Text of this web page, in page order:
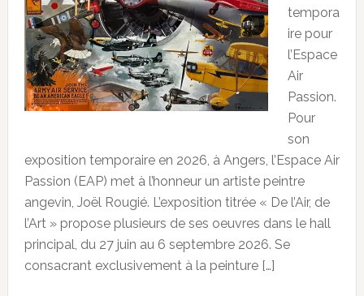
tempora
ire pour
l’Espace
Air
Passion.
Pour
son
exposition temporaire en 2026, à Angers, l’Espace Air
Passion (EAP) met à l’honneur un artiste peintre
angevin, Joël Rougié. L’exposition titrée « De l’Air, de
l’Art » propose plusieurs de ses oeuvres dans le hall
principal, du 27 juin au 6 septembre 2026. Se
consacrant exclusivement à la peinture […]